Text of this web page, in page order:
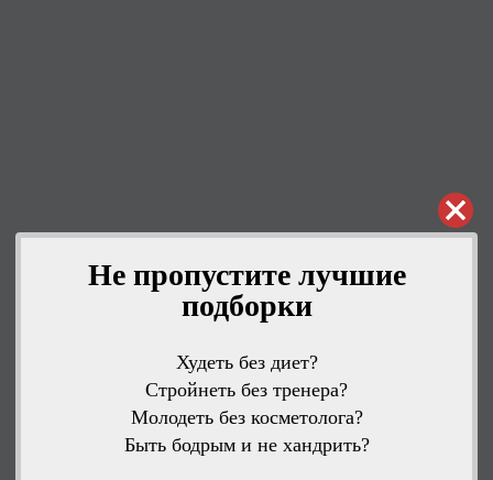
Не пропустите лучшие
подборки
Худеть без диет?
Стройнеть без тренера?
Молодеть без косметолога?
Быть бодрым и не хандрить?